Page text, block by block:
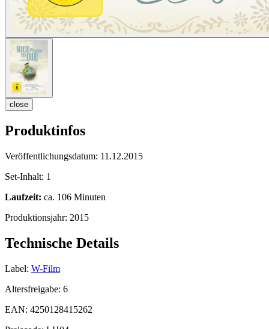
close
Produktinfos
Veröffentlichungsdatum: 11.12.2015
Set-Inhalt: 1
Laufzeit: ca. 106 Minuten
Produktionsjahr: 2015
Technische Details
Label: W-Film
Altersfreigabe: 6
EAN: 4250128415262